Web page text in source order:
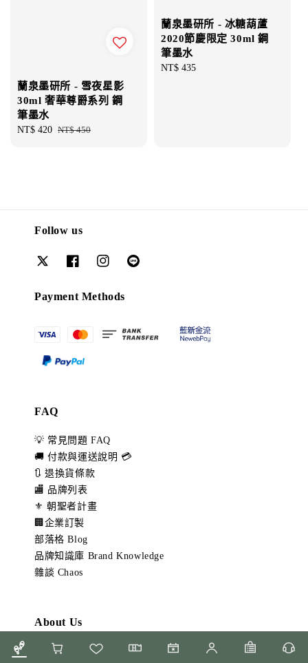
蘭泉墨研所 - 雪夜星影
30ml 奢華尊爵系列 鋼
筆墨水
Sale
NT$ 420 Regular
NT$ 450
蘭泉墨研所 - 冰糖葫蘆
2020節慶限定 30ml 鋼
筆墨水
Regular
NT$ 435
Follow us
Payment Methods
FAQ
💡 常見問題 FAQ
🚚 付款與運送說明 💳
🔃 退換貨條款
🏬 品牌列表
⚜️ 朝聖者計畫
🏢企業訂製
部落格 Blog
品牌知識庫 Brand Knowledge
雜談 Chaos
About Us
👩🏻‍🎓關於我們